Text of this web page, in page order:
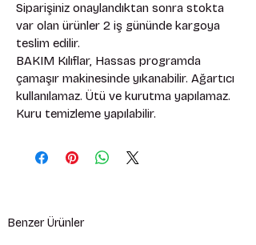
Siparişiniz onaylandıktan sonra stokta
var olan ürünler 2 iş gününde kargoya
teslim edilir.
BAKIM Kılıflar, Hassas programda
çamaşır makinesinde yıkanabilir. Ağartıcı
kullanılamaz. Ütü ve kurutma yapılamaz.
Kuru temizleme yapılabilir.
Benzer Ürünler